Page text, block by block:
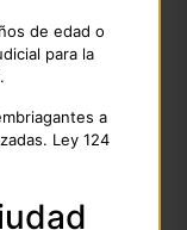
de edad o
para la
a
Ley 124